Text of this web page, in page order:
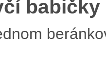
babičky